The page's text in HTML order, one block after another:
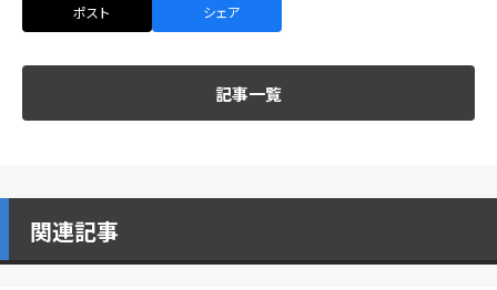
ポスト シェア
記事一覧
関連記事